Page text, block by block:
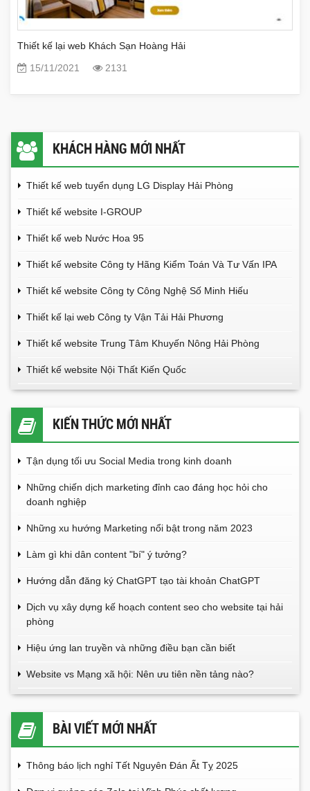
Thiết kế lại web Khách Sạn Hoàng Hải
15/11/2021
2131
KHÁCH HÀNG MỚI NHẤT
Thiết kế web tuyển dụng LG Display Hải Phòng
Thiết kế website I-GROUP
Thiết kế web Nước Hoa 95
Thiết kế website Công ty Hãng Kiểm Toán Và Tư Vấn IPA
Thiết kế website Công ty Công Nghệ Số Minh Hiếu
Thiết kế lại web Công ty Vận Tải Hải Phương
Thiết kế website Trung Tâm Khuyến Nông Hải Phòng
Thiết kế website Nội Thất Kiến Quốc
KIẾN THỨC MỚI NHẤT
Tận dụng tối ưu Social Media trong kinh doanh
Những chiến dịch marketing đỉnh cao đáng học hỏi cho
doanh nghiệp
Những xu hướng Marketing nổi bật trong năm 2023
Làm gì khi dân content "bí" ý tưởng?
Hướng dẫn đăng ký ChatGPT tạo tài khoản ChatGPT
Dịch vụ xây dựng kế hoạch content seo cho website tại hải
phòng
Hiệu ứng lan truyền và những điều bạn cần biết
Website vs Mạng xã hội: Nên ưu tiên nền tảng nào?
BÀI VIẾT MỚI NHẤT
Thông báo lịch nghỉ Tết Nguyên Đán Ất Tỵ 2025